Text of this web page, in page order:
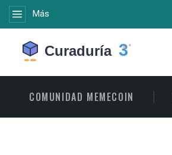
Más
COMUNIDAD MEMECOIN